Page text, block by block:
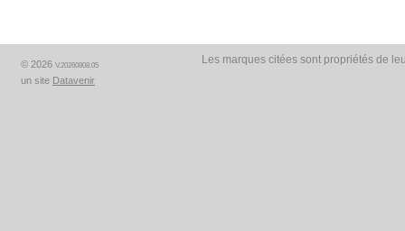
© 2026 V.20260808.05
un site Datavenir
Les marques citées sont propriétés de